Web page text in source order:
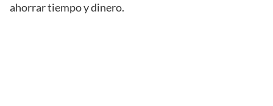
ahorrar tiempo y dinero.